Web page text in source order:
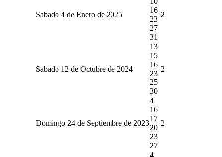
Sabado 4 de Enero de 2025
16
23
27
31
2
Sabado 12 de Octubre de 2024
13
15
16
23
25
30
2
Domingo 24 de Septiembre de 2023
4
16
17
20
23
27
2
4